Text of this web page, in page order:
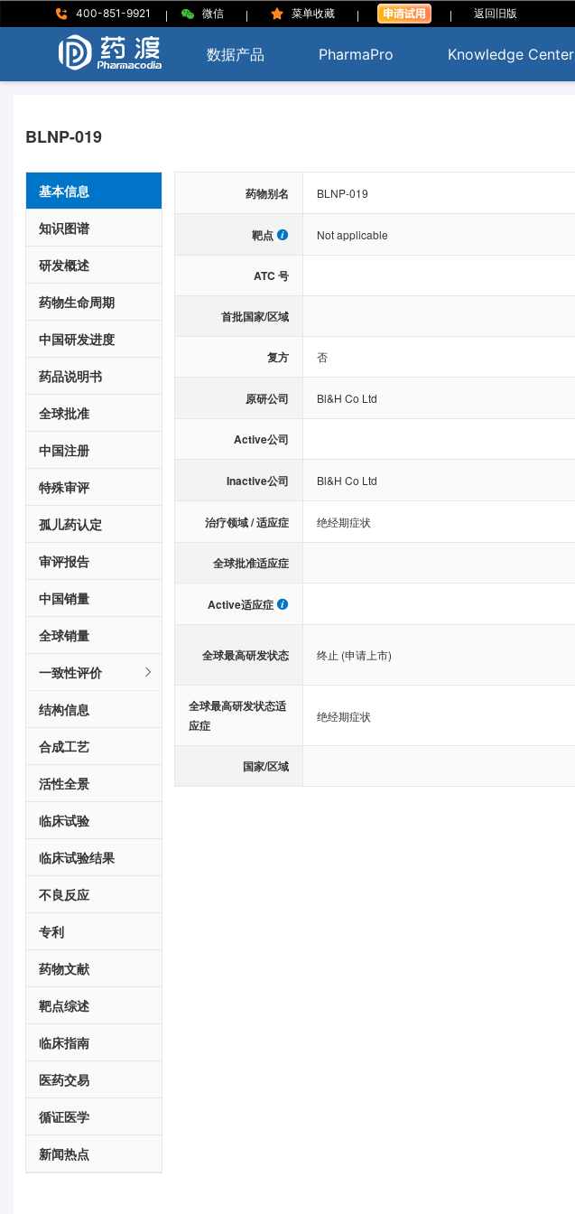
400-851-9921 | 微信 | 菜单收藏 | | 返回旧版
数据产品 PharmaPro Knowledge Center
BLNP-019
基本信息
知识图谱
研发概述
药物生命周期
中国研发进度
药品说明书
全球批准
中国注册
特殊审评
孤儿药认定
审评报告
中国销量
全球销量
一致性评价
结构信息
合成工艺
活性全景
临床试验
临床试验结果
不良反应
专利
药物文献
靶点综述
临床指南
医药交易
循证医学
新闻热点
药物别名 BLNP-019
靶点 Not applicable
ATC 号
首批国家/区域
复方 否
原研公司 Bl&H Co Ltd
Active公司
Inactive公司 Bl&H Co Ltd
治疗领域 / 适应症 绝经期症状
全球批准适应症
Active适应症
全球最高研发状态 终止 (申请上市)
全球最高研发状态适
应症
绝经期症状
国家/区域